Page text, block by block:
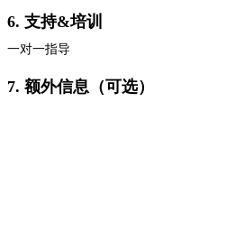
6. 支持&培训
一对一指导
7. 额外信息（可选）